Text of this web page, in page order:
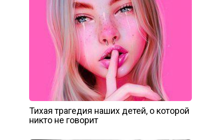
Тихая трагедия наших детей, о которой
никто не говорит